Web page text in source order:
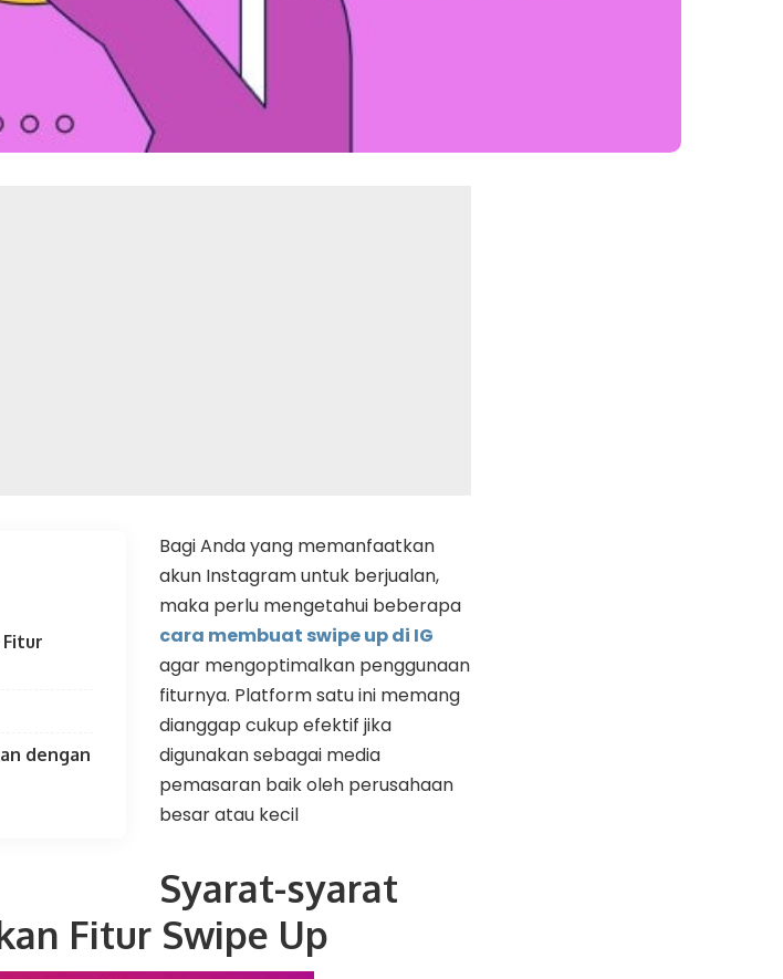
dengan
Bagi Anda yang memanfaatkan
akun Instagram untuk berjualan,
maka perlu mengetahui beberapa
cara membuat swipe up di IG
agar mengoptimalkan penggunaan
fiturnya. Platform satu ini memang
dianggap cukup efektif jika
digunakan sebagai media
pemasaran baik oleh perusahaan
besar atau kecil
Syarat-syarat
Fitur Swipe Up